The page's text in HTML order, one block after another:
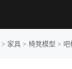
> 家具 >椅凳模型 > 吧